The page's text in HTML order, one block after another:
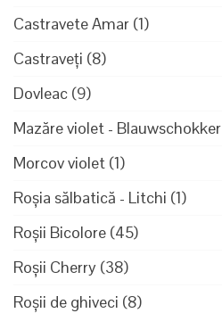
Castravete Amar (1)
Castraveți (8)
Dovleac (9)
Mazăre violet - Blauwschokker
Morcov violet (1)
Roșia sălbatică - Litchi (1)
Roșii Bicolore (45)
Roșii Cherry (38)
Roșii de ghiveci (8)